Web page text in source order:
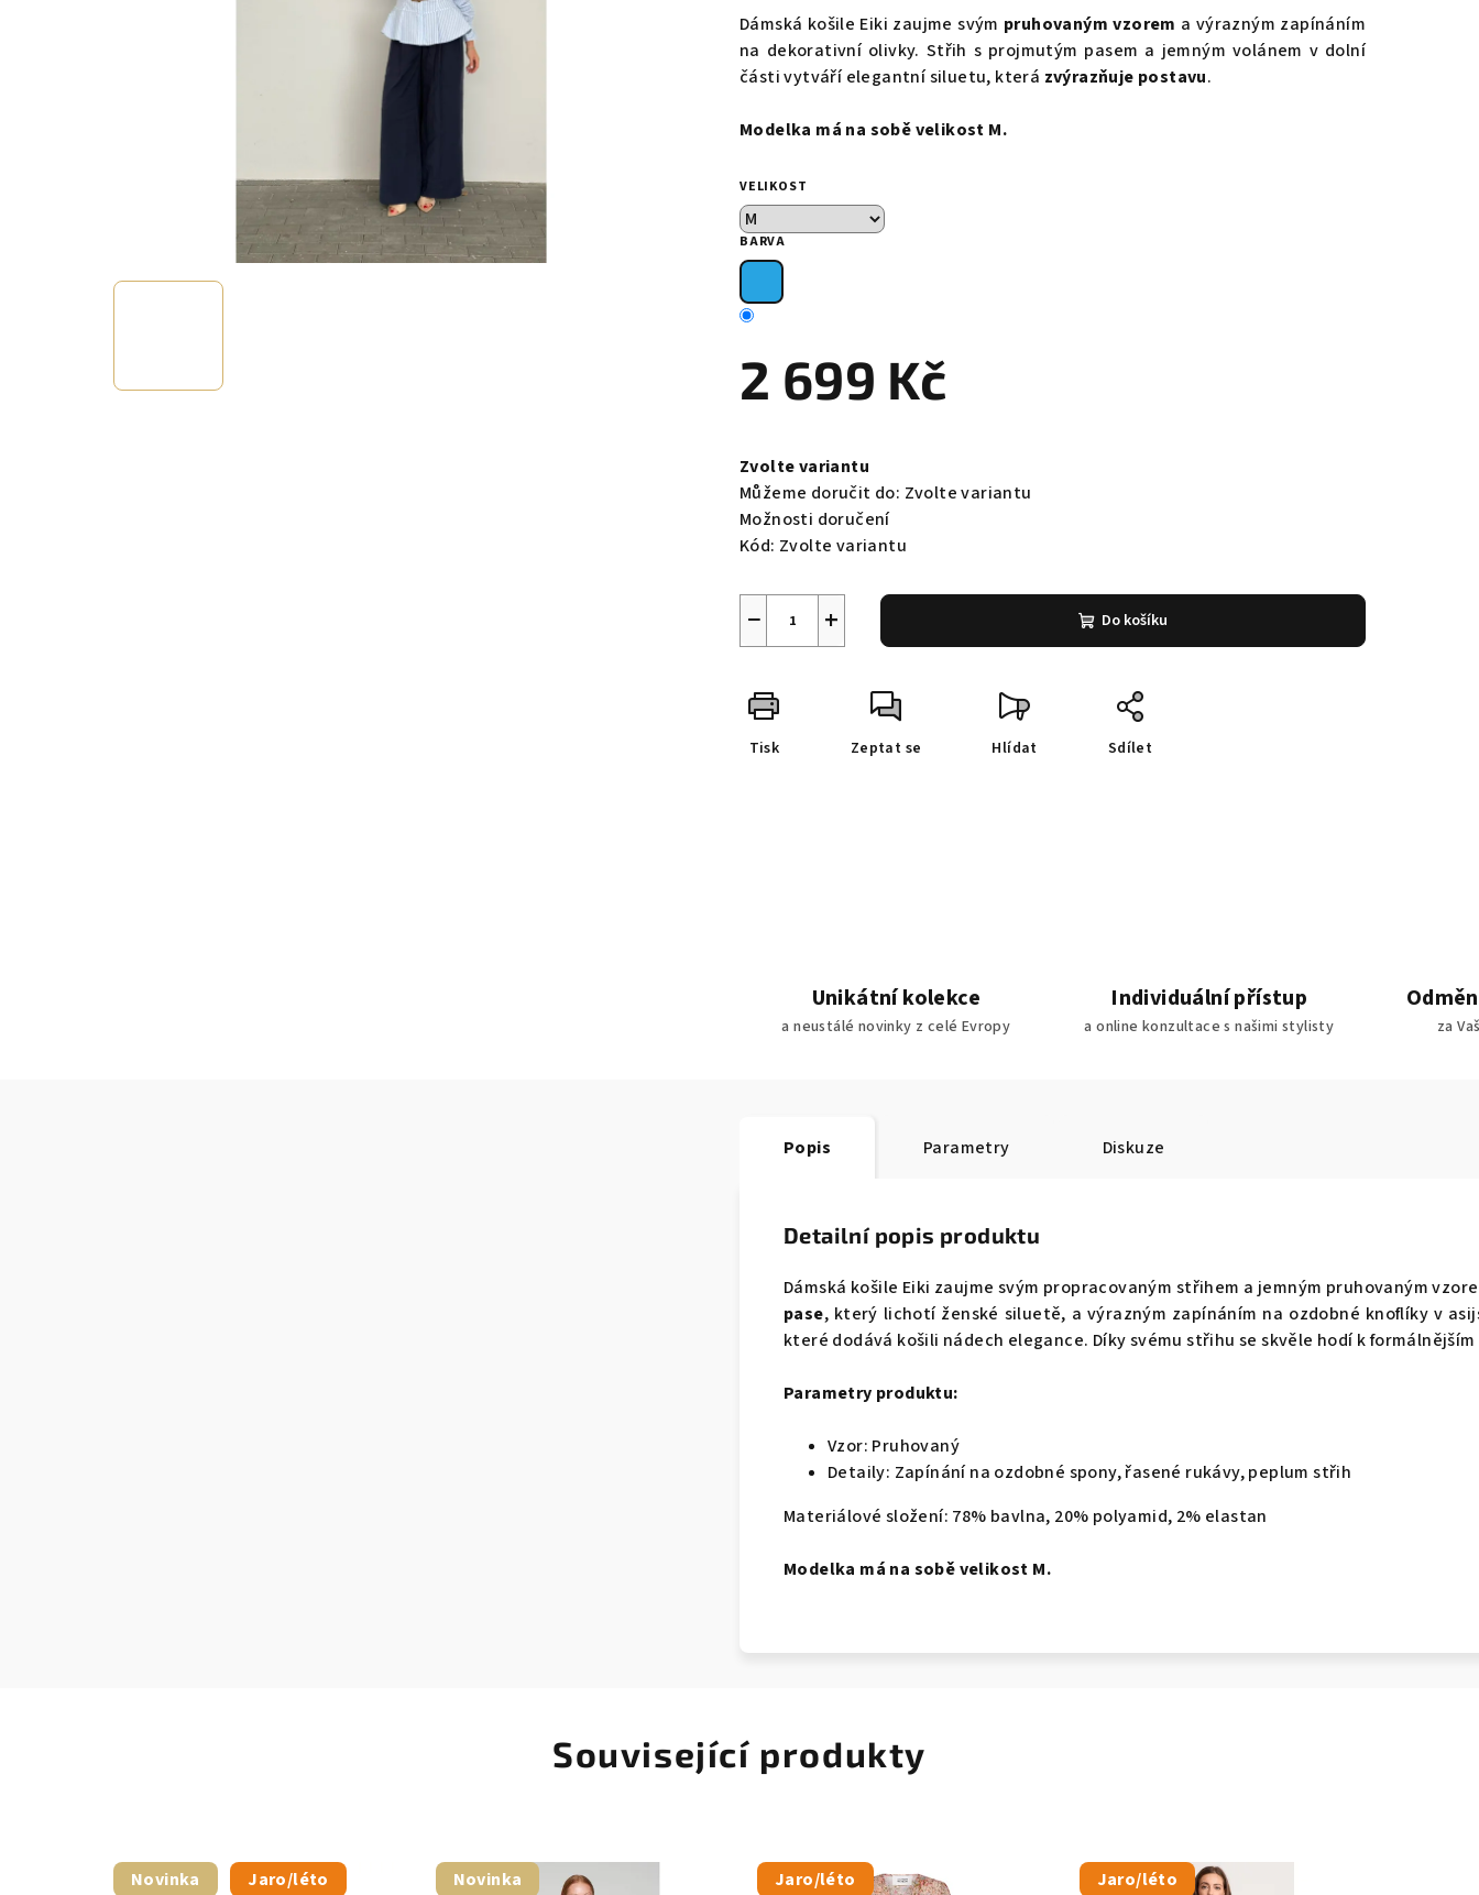
produktu
0,0
5
Dámská košile Eiki zaujme svým pruhovaným vzorem a výrazným zapínáním
na dekorativní olivky. Střih s projmutým pasem a jemným volánem v dolní
části vytváří elegantní siluetu, která zvýrazňuje postavu.
Modelka má na sobě velikost M.
VELIKOST
BARVA
2 699 Kč
cena:
Zvolte variantu
Můžeme doručit do: Zvolte variantu
Možnosti doručení
Kód: Zvolte variantu
+
− Do košíku
Tisk Zeptat se Hlídat Sdílet
Unikátní kolekce
a neustálé novinky z celé Evropy
Individuální přístup
a online konzultace s našimi stylisty za
Popis Parametry Diskuze
Detailní popis produktu
Dámská košile Eiki zaujme svým propracovaným střihem a jemným pruhovaným
pase, který lichotí ženské siluetě, a výrazným zapínáním na ozdobné knoflíky v
které dodává košili nádech elegance. Díky svému střihu se skvěle hodí k
Parametry produktu:
Vzor: Pruhovaný
Detaily: Zapínání na ozdobné spony, řasené rukávy, peplum střih
Materiálové složení: 78% bavlna, 20% polyamid, 2% elastan
Modelka má na sobě velikost M.
Související produkty
Novinka Jaro/léto Novinka Jaro/léto Jaro/léto